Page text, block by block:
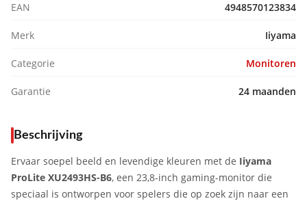
EAN 4948570123834
Merk Iiyama
Categorie Monitoren
Garantie 24 maanden
Beschrijving
Ervaar soepel beeld en levendige kleuren met de Iiyama
ProLite XU2493HS-B6, een 23,8-inch gaming-monitor die
speciaal is ontworpen voor spelers die op zoek zijn naar een